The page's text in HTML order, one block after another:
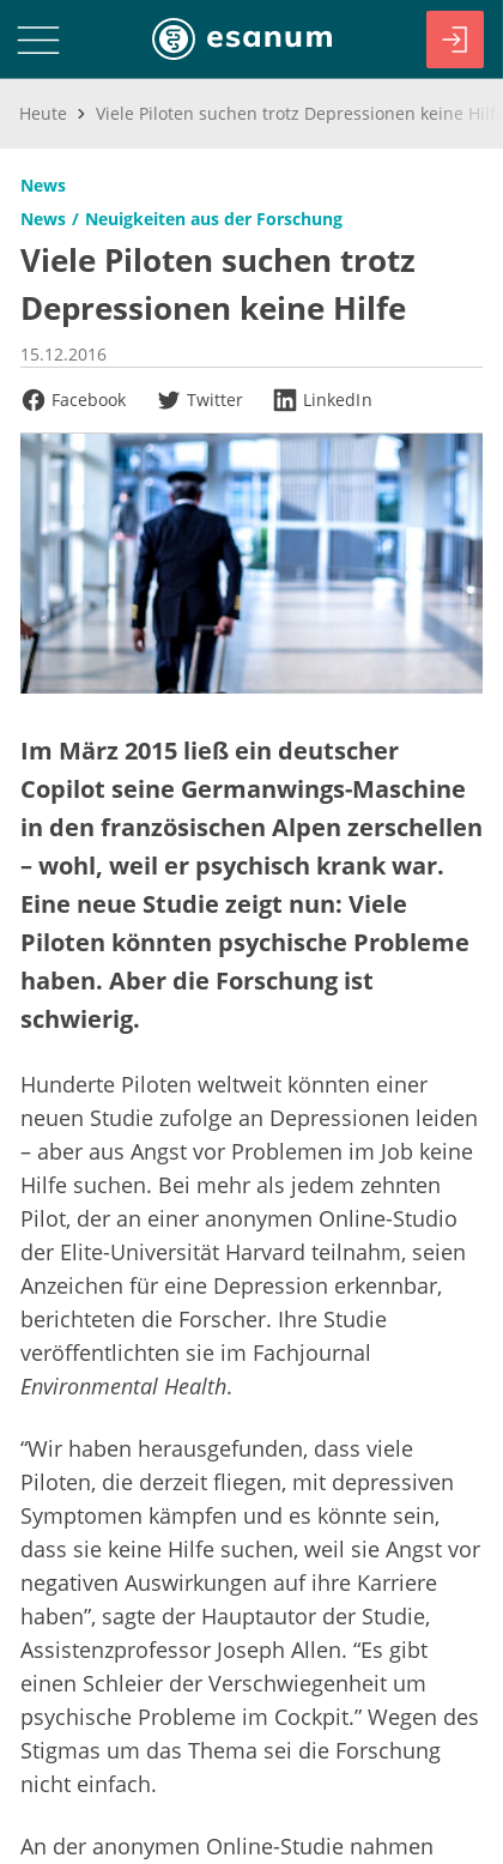
Heute Viele Piloten suchen trotz Depressionen keine Hilfe
News
News
Neuigkeiten aus der Forschung
Viele Piloten suchen trotz
Depressionen keine Hilfe
15.12.2016
Facebook
Twitter LinkedIn
Im März 2015 ließ ein deutscher
Copilot seine Germanwings-Maschine
in den französischen Alpen zerschellen
– wohl, weil er psychisch krank war.
Eine neue Studie zeigt nun: Viele
Piloten könnten psychische Probleme
haben. Aber die Forschung ist
schwierig.
Hunderte Piloten weltweit könnten einer
neuen Studie zufolge an Depressionen leiden
– aber aus Angst vor Problemen im Job keine
Hilfe suchen. Bei mehr als jedem zehnten
Pilot, der an einer anonymen Online-Studio
der Elite-Universität Harvard teilnahm, seien
Anzeichen für eine Depression erkennbar,
berichteten die Forscher. Ihre Studie
veröffentlichten sie im Fachjournal
Environmental Health.
“Wir haben herausgefunden, dass viele
Piloten, die derzeit fliegen, mit depressiven
Symptomen kämpfen und es könnte sein,
dass sie keine Hilfe suchen, weil sie Angst vor
negativen Auswirkungen auf ihre Karriere
haben”, sagte der Hauptautor der Studie,
Assistenzprofessor Joseph Allen. “Es gibt
einen Schleier der Verschwiegenheit um
psychische Probleme im Cockpit.” Wegen des
Stigmas um das Thema sei die Forschung
nicht einfach.
An der anonymen Online-Studie nahmen